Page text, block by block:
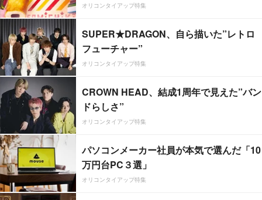
オリコンタイアップ特集
SUPER★DRAGON、自ら描いた”レトロ
フューチャー”
オリコンタイアップ特集
CROWN HEAD、結成1周年で見えた”バン
ドらしさ”
オリコンタイアップ特集
パソコンメーカー社員が本気で選んだ「10
万円台PC３選」
オリコンタイアップ特集